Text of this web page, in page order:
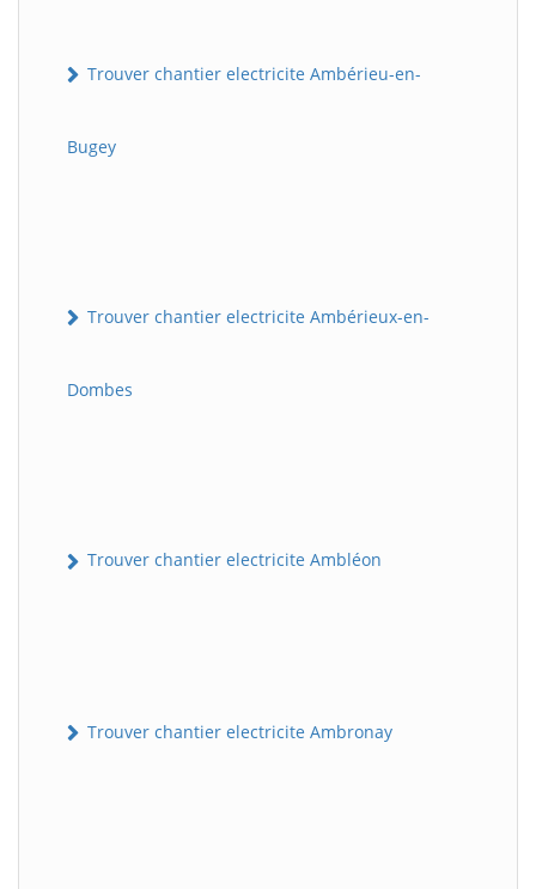
Trouver chantier electricite Ambérieu-en-
Bugey
Trouver chantier electricite Ambérieux-en-
Dombes
Trouver chantier electricite Ambléon
Trouver chantier electricite Ambronay